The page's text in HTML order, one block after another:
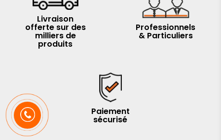
Livraison
offerte sur des
milliers de
produits
Professionnels
& Particuliers
Paiement
sécurisé